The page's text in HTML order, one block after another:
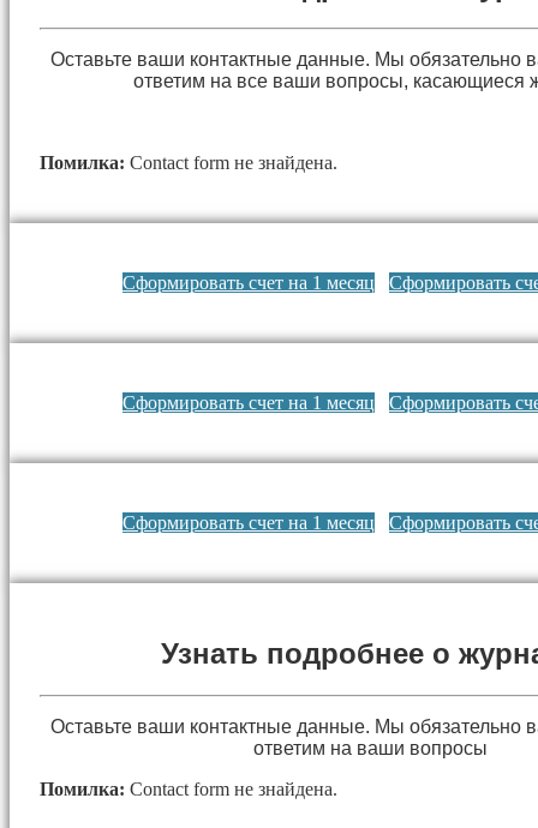
Оставьте ваши контактные данные. Мы обязательно
ответим на все ваши вопросы, касающиеся
Помилка: Contact form не знайдена.
Сформировать счет на 1 месяц Сформировать
Сформировать счет на 1 месяц Сформировать
Сформировать счет на 1 месяц Сформировать
Узнать подробнее о
Оставьте ваши контактные данные. Мы обязательно
ответим на ваши вопросы
Помилка: Contact form не знайдена.